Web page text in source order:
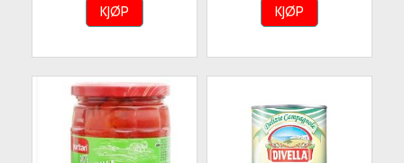
KJØP KJØP